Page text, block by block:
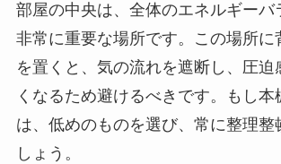
部屋の中央は、全体のエネルギーバ
非常に重要な場所です。この場所に
を置くと、気の流れを遮断し、圧迫
くなるため避けるべきです。もし本
は、低めのものを選び、常に整理整
しょう。